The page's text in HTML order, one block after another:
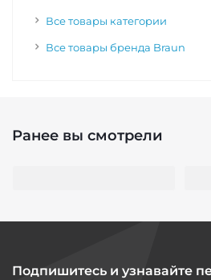
Все товары категории
Все товары бренда Braun
Ранее вы смотрели
Подпишитесь и узнавайте